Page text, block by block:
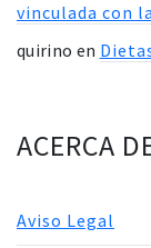
vinculada con
quirino en
ACERCA
Aviso Legal